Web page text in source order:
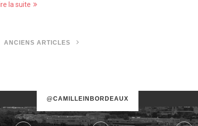
la suite
ANCIENS ARTICLES
@CAMILLEINBORDEAUX